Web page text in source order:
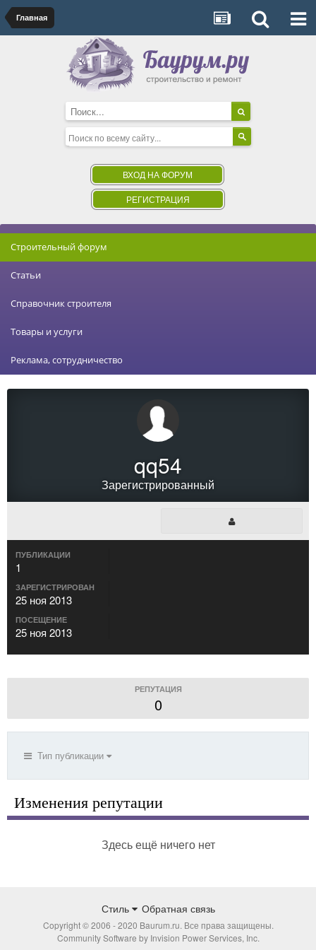
Главная
ВХОД НА ФОРУМ
РЕГИСТРАЦИЯ
Строительный форум
Статьи
Справочник строителя
Товары и услуги
Реклама, сотрудничество
qq54
Зарегистрированный
ПУБЛИКАЦИИ
1
ЗАРЕГИСТРИРОВАН
25 ноя 2013
ПОСЕЩЕНИЕ
25 ноя 2013
РЕПУТАЦИЯ
0
Тип публикации
Изменения репутации
Здесь ещё ничего нет
Стиль Обратная связь
Copyright © 2006 - 2020 Baurum.ru. Все права защищены.
Community Software by Invision Power Services, Inc.